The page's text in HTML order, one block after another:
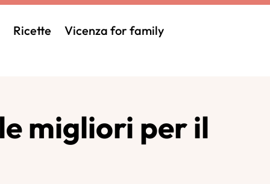
Ricette Vicenza for family
migliori per il